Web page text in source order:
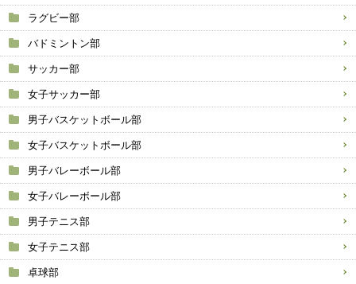
ラグビー部
バドミントン部
サッカー部
女子サッカー部
男子バスケットボール部
女子バスケットボール部
男子バレーボール部
女子バレーボール部
男子テニス部
女子テニス部
卓球部